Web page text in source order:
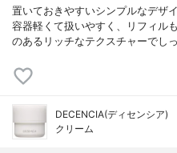
置いておきやすいシンプルなデザ
容器軽くて扱いやすく、リフィル
のあるリッチなテクスチャーでし
DECENCIA(ディセンシア)
クリーム